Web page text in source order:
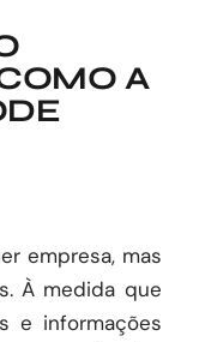
A
empresa, mas
À medida que
e informações